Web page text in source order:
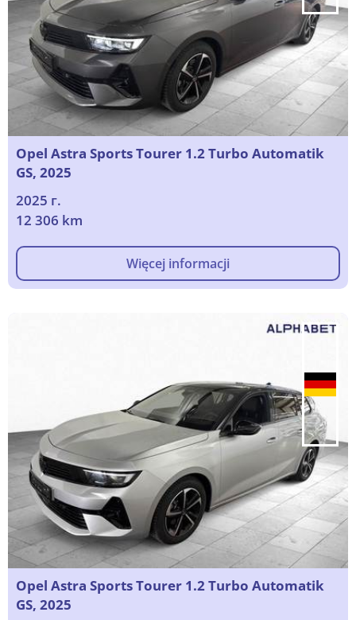
Opel Astra Sports Tourer 1.2 Turbo Automatik
GS, 2025
2025 г.
12 306 km
Więcej informacji
Opel Astra Sports Tourer 1.2 Turbo Automatik
GS, 2025